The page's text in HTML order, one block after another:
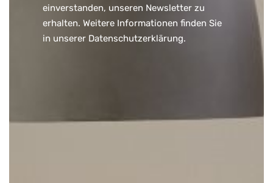
einverstanden, unseren Newsletter zu
erhalten. Weitere Informationen finden Sie
in unserer Datenschutzerklärung.